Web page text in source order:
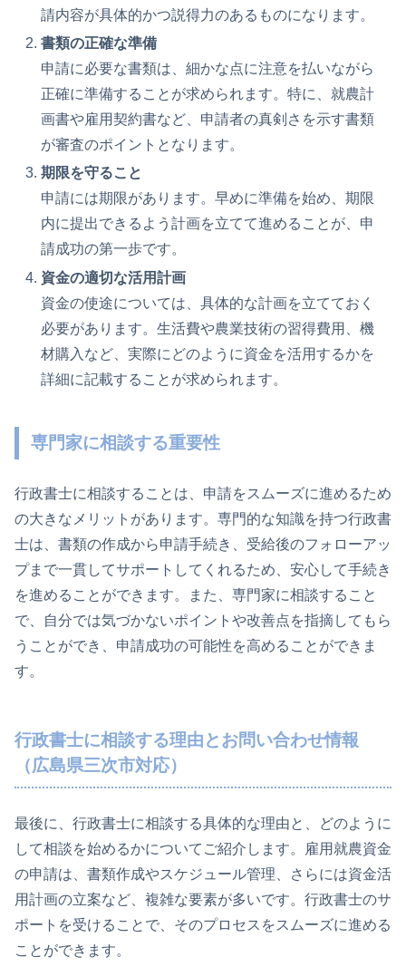
請内容が具体的かつ説得力のあるものになります。
書類の正確な準備
申請に必要な書類は、細かな点に注意を払いながら
正確に準備することが求められます。特に、就農計
画書や雇用契約書など、申請者の真剣さを示す書類
が審査のポイントとなります。
期限を守ること
申請には期限があります。早めに準備を始め、期限
内に提出できるよう計画を立てて進めることが、申
請成功の第一歩です。
資金の適切な活用計画
資金の使途については、具体的な計画を立てておく
必要があります。生活費や農業技術の習得費用、機
材購入など、実際にどのように資金を活用するかを
詳細に記載することが求められます。
専門家に相談する重要性
行政書士に相談することは、申請をスムーズに進めるため
の大きなメリットがあります。専門的な知識を持つ行政書
士は、書類の作成から申請手続き、受給後のフォローアッ
プまで一貫してサポートしてくれるため、安心して手続き
を進めることができます。また、専門家に相談すること
で、自分では気づかないポイントや改善点を指摘してもら
うことができ、申請成功の可能性を高めることができま
す。
行政書士に相談する理由とお問い合わせ情報
（広島県三次市対応）
最後に、行政書士に相談する具体的な理由と、どのように
して相談を始めるかについてご紹介します。雇用就農資金
の申請は、書類作成やスケジュール管理、さらには資金活
用計画の立案など、複雑な要素が多いです。行政書士のサ
ポートを受けることで、そのプロセスをスムーズに進める
ことができます。